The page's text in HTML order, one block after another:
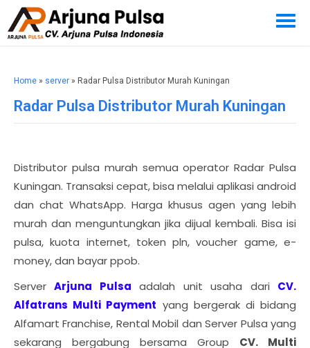
Home » server » Radar Pulsa Distributor Murah Kuningan
Radar Pulsa Distributor Murah Kuningan
Distributor pulsa murah semua operator Radar Pulsa
Kuningan. Transaksi cepat, bisa melalui aplikasi android
dan chat WhatsApp. Harga khusus agen yang lebih
murah dan menguntungkan jika dijual kembali. Bisa isi
pulsa, kuota internet, token pln, voucher game, e-
money, dan bayar ppob.
ServerArjuna Pulsa adalah unit usaha dari CV.
Alfatrans Multi Payment yang bergerak di bidang
Alfamart Franchise, Rental Mobil dan Server Pulsa yang
sekarang bergabung bersama Group CV. Multi